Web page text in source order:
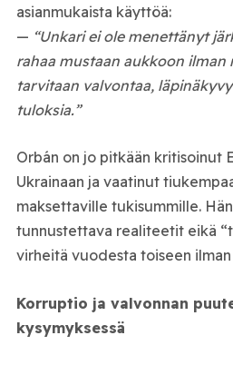
asianmukaista käyttöä:
— “Unkari ei ole menettänyt
rahaa mustaan aukkoon ilman
tarvitaan valvontaa,
tuloksia.”
Orbán on jo pitkään kritisoinut
Ukrainaan ja vaatinut
maksettaville tukisummille.
tunnustettava realiteetit eikä
virheitä vuodesta toiseen
Korruptio ja valvonnan
kysymyksessä